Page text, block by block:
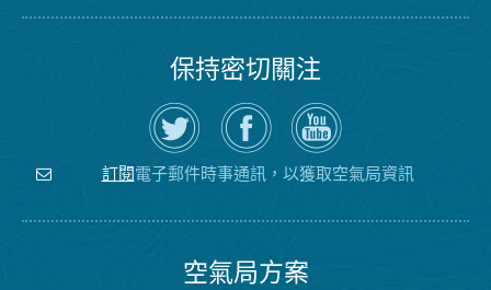
保持密切關注
在
Twitter
上
關
注
空
瀏
覽
氣
局
的
空
氣
局
YouTube
頻
道
訂閱電子郵件時事通訊，以獲取空氣局資訊
空氣局方案